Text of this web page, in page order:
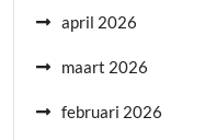
april 2026
maart 2026
februari 2026